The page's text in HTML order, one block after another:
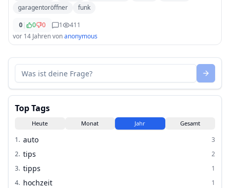
garagentoröffner
funk
0| 0 0 1
411
vor 14 Jahrenvonanonymous
Top Tags
Heute Monat Jahr Gesamt
1. auto
3
2. tips
2
3. tipps
1
4. hochzeit
1